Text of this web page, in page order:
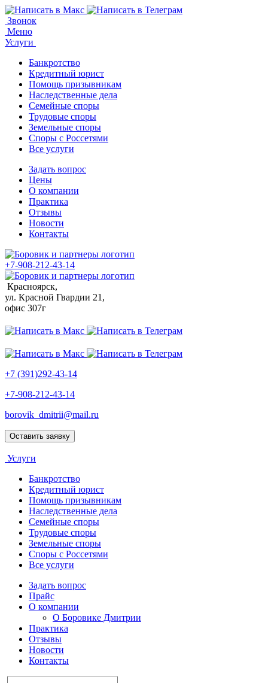
Звонок
Меню
Услуги
Банкротство
Кредитный юрист
Помощь призывникам
Наследственные дела
Семейные споры
Трудовые споры
Земельные споры
Споры с Россетями
Все услуги
Задать вопрос
Цены
О компании
Практика
Отзывы
Новости
Контакты
+7-908-212-43-14
Красноярск,
ул. Красной Гвардии 21,
офис 307г
+7 (391)292-43-14
+7-908-212-43-14
borovik_dmitrii@mail.ru
Оставить заявку
Услуги
Банкротство
Кредитный юрист
Помощь призывникам
Наследственные дела
Семейные споры
Трудовые споры
Земельные споры
Споры с Россетями
Все услуги
Задать вопрос
Прайс
О компании
О Боровике Дмитрии
Практика
Отзывы
Новости
Контакты